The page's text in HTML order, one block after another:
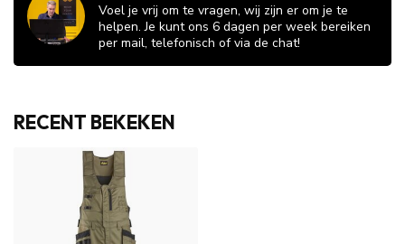
Voel je vrij om te vragen, wij zijn er om je te
helpen. Je kunt ons 6 dagen per week bereiken
per mail, telefonisch of via de chat!
RECENT BEKEKEN